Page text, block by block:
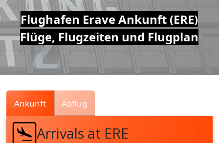
Air
Traffic
Live
Flughafen Erave Ankunft (ERE)
Flüge, Flugzeiten und Flugplan
Ankunft Abflug
Arrivals at ERE